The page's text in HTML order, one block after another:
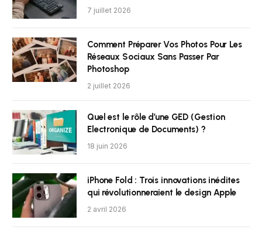
7 juillet 2026
Comment Préparer Vos Photos Pour Les
Réseaux Sociaux Sans Passer Par
Photoshop
2 juillet 2026
Quel est le rôle d’une GED (Gestion
Electronique de Documents) ?
18 juin 2026
iPhone Fold : Trois innovations inédites
qui révolutionneraient le design Apple
2 avril 2026